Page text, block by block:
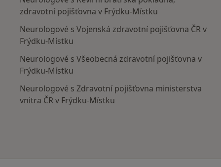
zdravotní pojišťovna v Frýdku-Místku
Neurologové s Vojenská zdravotní pojišťovna ČR v
Frýdku-Místku
Neurologové s Všeobecná zdravotní pojišťovna v
Frýdku-Místku
Neurologové s Zdravotní pojišťovna ministerstva
vnitra ČR v Frýdku-Místku